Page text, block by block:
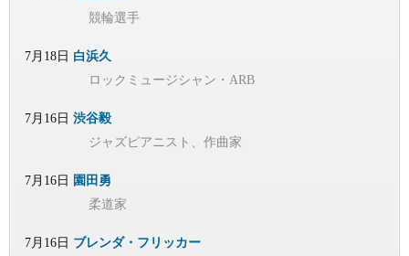
競輪選手
7月18日 白浜久
ロックミュージシャン・ARB
7月16日 渋谷毅
ジャズピアニスト、作曲家
7月16日 園田勇
柔道家
7月16日 ブレンダ・フリッカー